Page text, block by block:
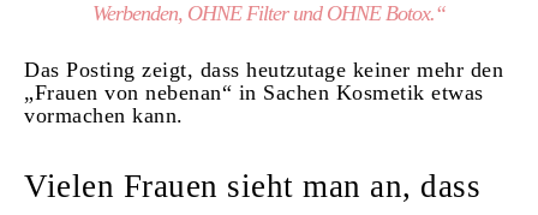
Werbenden, OHNE Filter und OHNE Botox.“
Das Posting zeigt, dass heutzutage keiner mehr den
„Frauen von nebenan“ in Sachen Kosmetik etwas
vormachen kann.
Vielen Frauen sieht man an, dass